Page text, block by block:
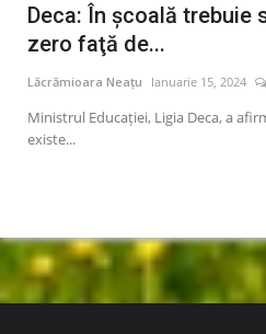
Deca: În şcoală trebuie
zero faţă de...
Lăcrămioara Neațu Ianuarie 15, 2024
Ministrul Educaţiei, Ligia Deca, a
existe...